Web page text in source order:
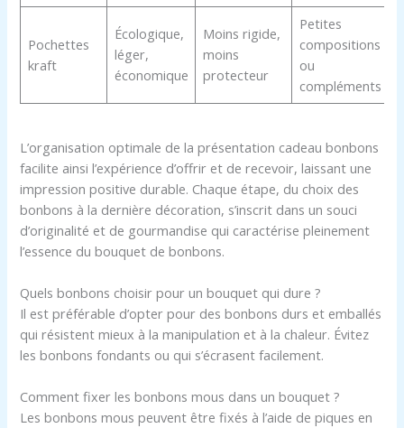
Pochettes
kraft
Écologique,
léger,
économique
Moins rigide,
moins
protecteur
Petites
compositions
ou
compléments
L’organisation optimale de la présentation cadeau bonbons
facilite ainsi l’expérience d’offrir et de recevoir, laissant une
impression positive durable. Chaque étape, du choix des
bonbons à la dernière décoration, s’inscrit dans un souci
d’originalité et de gourmandise qui caractérise pleinement
l’essence du bouquet de bonbons.
Quels bonbons choisir pour un bouquet qui dure ?
Il est préférable d’opter pour des bonbons durs et emballés
qui résistent mieux à la manipulation et à la chaleur. Évitez
les bonbons fondants ou qui s’écrasent facilement.
Comment fixer les bonbons mous dans un bouquet ?
Les bonbons mous peuvent être fixés à l’aide de piques en